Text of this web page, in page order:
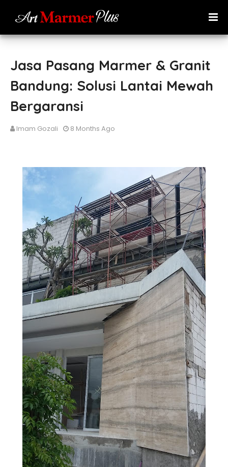
Jasa Pasang Marmer & Granit
Bandung: Solusi Lantai Mewah
Bergaransi
Imam Gozali 8 Months Ago